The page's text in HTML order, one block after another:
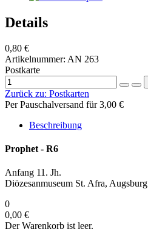
Details
0,80 €
Artikelnummer: AN 263
Postkarte
Zurück zu: Postkarten
Per Pauschalversand für 3,00 €
Beschreibung
Prophet - R6
Anfang 11. Jh.
Diözesanmuseum St. Afra, Augsburg
0
0,00 €
Der Warenkorb ist leer.